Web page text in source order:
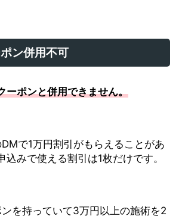
ン併用不可
ーポンと併用できません。
で1万円割引がもらえることがあ
込みで使える割引は1枚だけです。
を持っていて3万円以上の施術を2